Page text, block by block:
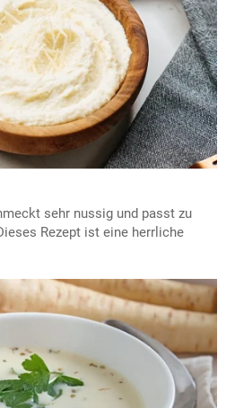
sehr nussig und passt zu
Rezept ist eine herrliche